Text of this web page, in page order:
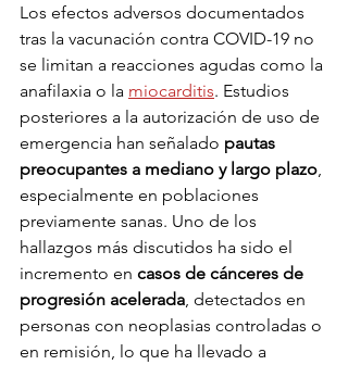
Los efectos adversos documentados
tras la vacunación contra COVID-19 no
se limitan a reacciones agudas como la
anafilaxia o la miocarditis. Estudios
posteriores a la autorización de uso de
emergencia han señalado pautas
preocupantes a mediano y largo plazo
especialmente en poblaciones
previamente sanas. Uno de los
hallazgos más discutidos ha sido el
incremento en casos de cánceres de
progresión acelerada , detectados en
personas con neoplasias controladas o
en remisión, lo que ha llevado a